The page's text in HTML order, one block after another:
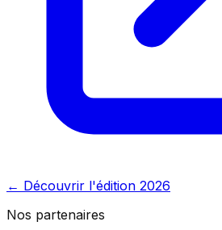
← Découvrir l'édition 2026
Nos partenaires